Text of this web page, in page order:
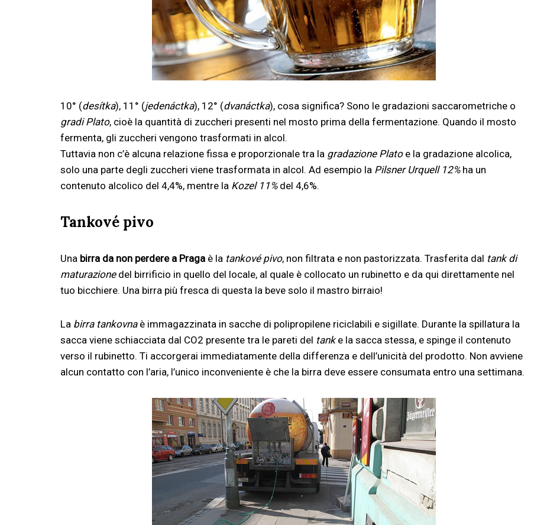
10° (desítka), 11° (jedenáctka), 12° (dvanáctka), cosa significa? Sono le gradazioni saccarometriche o
gradi Plato, cioè la quantità di zuccheri presenti nel mosto prima della fermentazione. Quando il mosto
fermenta, gli zuccheri vengono trasformati in alcol.
Tuttavia non c’è alcuna relazione fissa e proporzionale tra la gradazione Platoe la gradazione alcolica,
solo una parte degli zuccheri viene trasformata in alcol. Ad esempio la Pilsner Urquell 12%ha un
contenuto alcolico del 4,4%, mentre la Kozel 11%del 4,6%.
Tankové pivo
Una birra da non perdere a Praga è la tankové pivo, non filtrata e non pastorizzata. Trasferita dal tank di
maturazionedel birrificio in quello del locale, al quale è collocato un rubinetto e da qui direttamente nel
tuo bicchiere. Una birra più fresca di questa la beve solo il mastro birraio!
La birra tankovnaè immagazzinata in sacche di polipropilene riciclabili e sigillate. Durante la spillatura la
sacca viene schiacciata dal CO2 presente tra le pareti del tanke la sacca stessa, e spinge il contenuto
verso il rubinetto. Ti accorgerai immediatamente della differenza e dell’unicità del prodotto. Non avviene
alcun contatto con l’aria, l’unico inconveniente è che la birra deve essere consumata entro una settimana.